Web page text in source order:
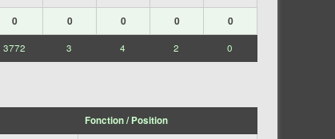
0 0 0 0 0
3772 3 4 2 0
Fonction / Position